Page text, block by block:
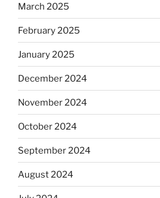
March 2025
February 2025
January 2025
December 2024
November 2024
October 2024
September 2024
August 2024